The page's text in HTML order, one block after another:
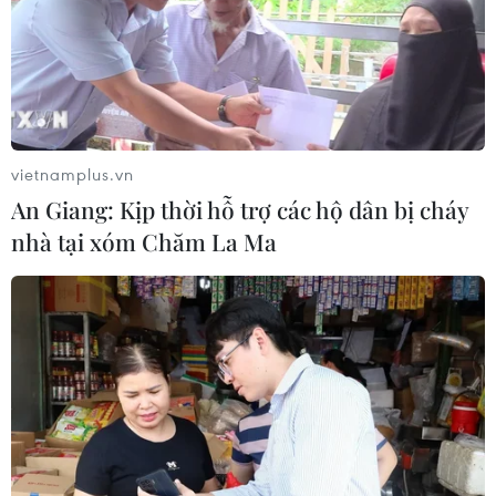
trường "bốc hơi" hơn 140 tỷ USD
24/07/2026 14:55
Sẽ ban hành quy chuẩn kỹ thuật đối
với trụ và trạm sạc xe điện trước 30/9
Tây Ban Nha trở thành “cứ điểm” xe
điện Trung Quốc tại châu Âu
24/07/2026 08:06
Bridgestone Việt Nam giới thiệu
dòng lốp hiệu suất cao thế hệ mới
vietnamplus.vn
An Giang: Kịp thời hỗ trợ các hộ dân bị cháy
nhà tại xóm Chăm La Ma